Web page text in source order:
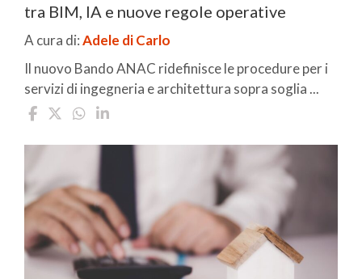
tra BIM, IA e nuove regole operative
A cura di:Adele di Carlo
Il nuovo Bando ANAC ridefinisce le procedure per i
servizi di ingegneria e architettura sopra soglia ...